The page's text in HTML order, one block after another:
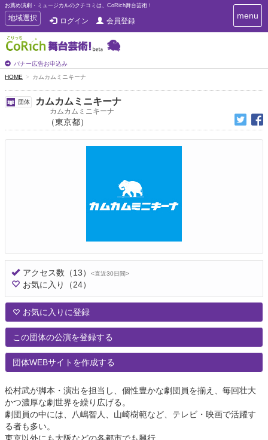
お薦め演劇・ミュージカルのクチコミは、CoRich舞台芸術！
T
o
g
g
e
n
a
v
i
a
t
地域選択 ログイン 会員登録
バナー広告お申込み
T
o
i
menu
HOME カムカムミニキーナ
団体 カムカムミニキーナ
カムカムミニキーナ
（東京都）
アクセス数 （13） <直近30日間>
お気に入り （24）
お気に入りに登録
この団体の公演を登録する
団体WEBサイトを作成する
松村武が脚本・演出を担当し、個性豊かな劇団員を揃え、毎回壮大
かつ濃厚な劇世界を繰り広げる。
劇団員の中には、八嶋智人、山崎樹範など、テレビ・映画で活躍す
る者も多い。
東京以外にも大阪などの各都市でも興行。